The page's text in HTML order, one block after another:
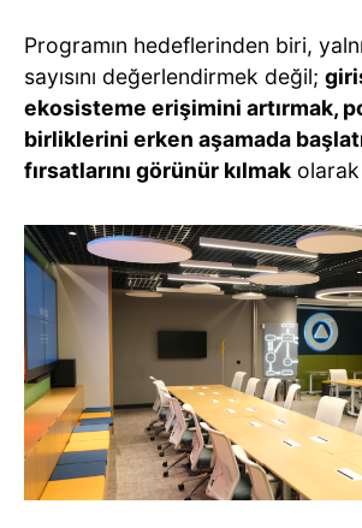
Programın hedeflerinden biri,
sayısını değerlendirmek değil;
ekosisteme erişimini artırmak,
birliklerini erken aşamada
fırsatlarını görünür kılmak olarak